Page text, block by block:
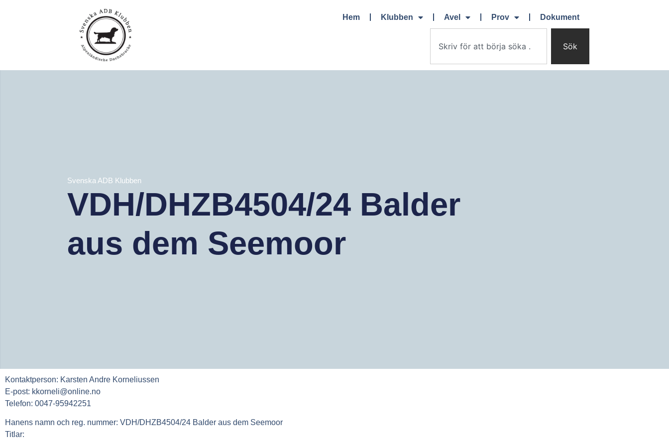
Hem Klubben Avel Prov Dokument
Sök
Svenska ADB Klubben
VDH/DHZB4504/24 Balder
aus dem Seemoor
Kontaktperson: Karsten Andre Korneliussen
E-post: kkorneli@online.no
Telefon: 0047-95942251
Hanens namn och reg. nummer: VDH/DHZB4504/24 Balder aus dem Seemoor
Titlar: